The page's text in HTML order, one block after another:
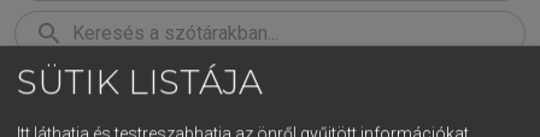
search
KERESÉS
SÜTIK LISTÁJA
GR